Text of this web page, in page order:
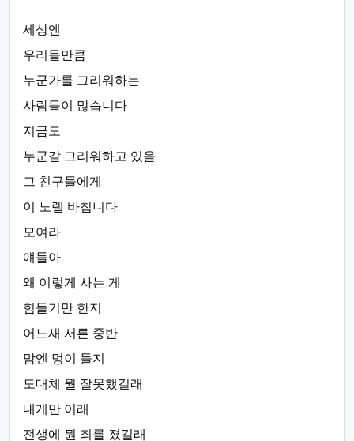
세상엔
우리들만큼
누군가를 그리워하는
사람들이 많습니다
지금도
누군갈 그리워하고 있을
그 친구들에게
이 노랠 바칩니다
모여라
얘들아
왜 이렇게 사는 게
힘들기만 한지
어느새 서른 중반
맘엔 멍이 들지
도대체 뭘 잘못했길래
내게만 이래
전생에 뭔 죄를 졌길래